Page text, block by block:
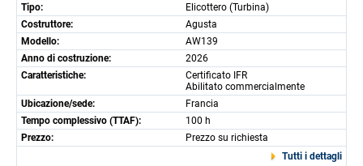
Tipo:
Elicottero (Turbina)
Costruttore:
Agusta
Modello:
AW139
Anno di costruzione:
2026
Caratteristiche:
Certificato IFR
Abilitato commercialmente
Ubicazione/sede:
Francia
Tempo complessivo (TTAF):
100 h
Prezzo:
Prezzo su richiesta
Tutti i dettagli